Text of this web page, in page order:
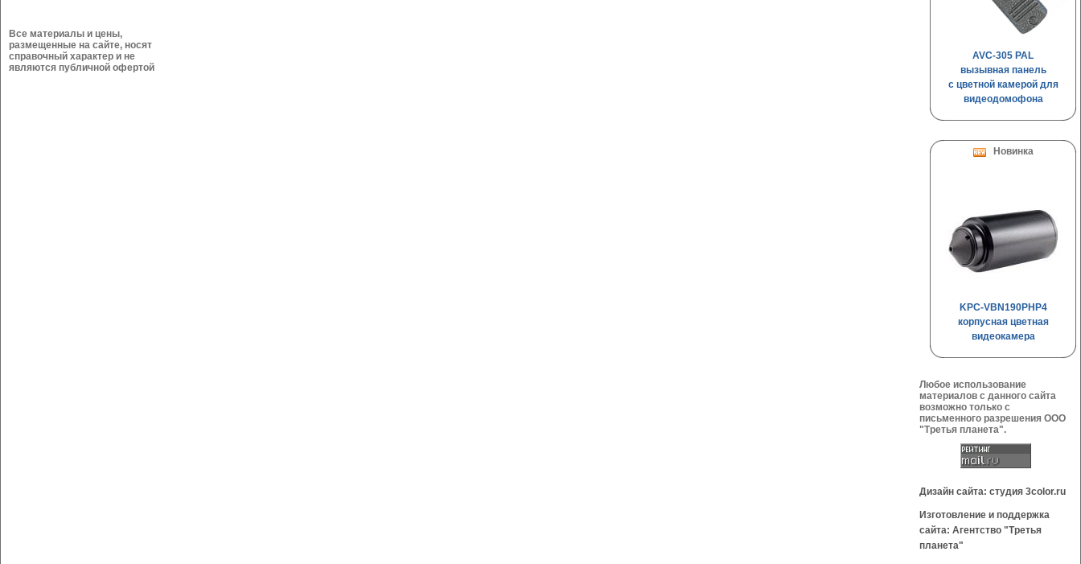
Все материалы и цены,
размещенные на сайте, носят
справочный характер и не
являются публичной офертой
AVC-305 PAL
вызывная панель
c цветной камерой для
видеодомофона
Новинка
KPC-VBN190PHP4
корпусная цветная
видеокамера
Любое использование
материалов с данного сайта
возможно только с
письменного разрешения OOO
"Третья планета".
Дизайн сайта: студия 3color.ru
Изготовление и поддержка
сайта: Агентство "Третья
планета"